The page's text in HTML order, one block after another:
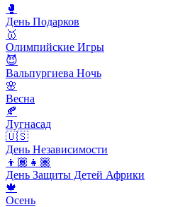
🥊
День Подарков
🥇
Олимпийские Игры
😈
Вальпургиева Ночь
🌸
Весна
🍂
Лугнасад
🇺🇸
День Независимости
👦🏾👧🏾
День Защиты Детей Африки
🍁
Осень